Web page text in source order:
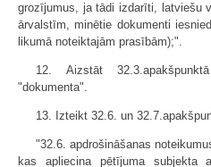
grozījumus, ja tādi izdarīti, latviešu
ārvalstīm, minētie dokumenti
likumā noteiktajām prasībām);".
12. Aizstāt
"dokumenta".
13. Izteikt 32.6. un
"32.6. apdrošināšanas
kas apliecina pētījuma subjekta